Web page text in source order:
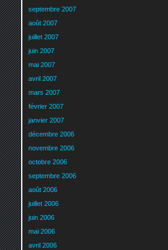
septembre 2007
août 2007
juillet 2007
juin 2007
mai 2007
avril 2007
mars 2007
février 2007
janvier 2007
décembre 2006
novembre 2006
octobre 2006
septembre 2006
août 2006
juillet 2006
juin 2006
mai 2006
avril 2006